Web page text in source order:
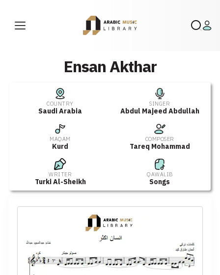
Ensan Akthar
COUNTRY
Saudi Arabia
SINGER
Abdul Majeed Abdullah
MAQAM
Kurd
COMPOSER
Tareq Mohammad
WRITER
Turki Al-Sheikh
QAWALIB
Songs